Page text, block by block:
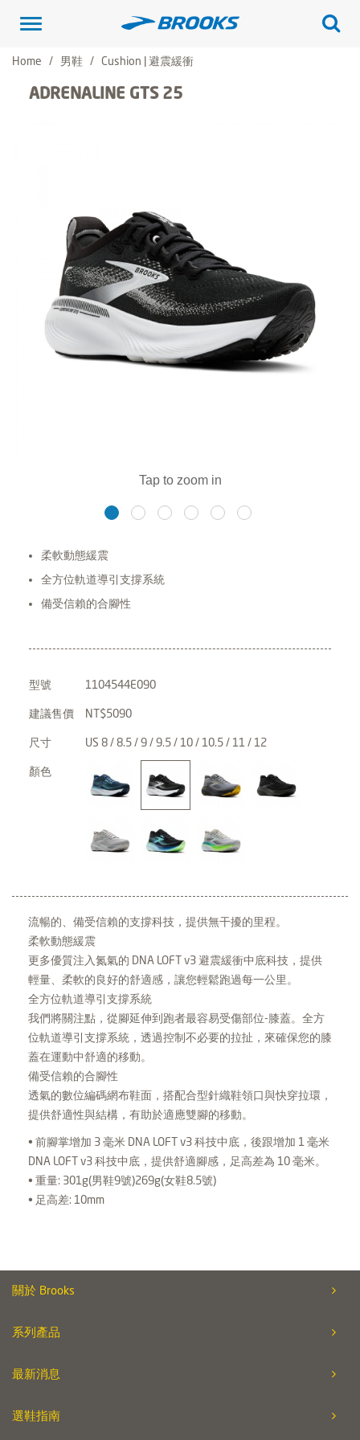
Toggle
Home
男鞋 Cushion | 避震緩衝
ADRENALINE GTS 25
柔軟動態緩震
全方位軌道導引支撐系統
備受信賴的合腳性
型號 1104544E090
建議售價 NT$5090
尺寸 US 8 / 8.5 / 9 / 9.5 / 10 / 10.5 / 11 / 12
顏色
流暢的、備受信賴的支撐科技，提供無干擾的里程。
柔軟動態緩震
更多優質注入氮氣的 DNA LOFT v3 避震緩衝中底科技，提供
輕量、柔軟的良好的舒適感，讓您輕鬆跑過每一公里。
全方位軌道導引支撐系統
我們將關注點，從腳延伸到跑者最容易受傷部位-膝蓋。全方
位軌道導引支撐系統，透過控制不必要的拉扯，來確保您的膝
蓋在運動中舒適的移動。
備受信賴的合腳性
透氣的數位編碼網布鞋面，搭配合型針織鞋領口與快穿拉環，
提供舒適性與結構，有助於適應雙腳的移動。
• 前腳掌增加 3 毫米 DNA LOFT v3 科技中底，後跟增加 1 毫米
DNA LOFT v3 科技中底，提供舒適腳感，足高差為 10 毫米。
• 重量: 301g(男鞋9號)269g(女鞋8.5號)
• 足高差: 10mm
關於 Brooks
系列產品
最新消息
選鞋指南